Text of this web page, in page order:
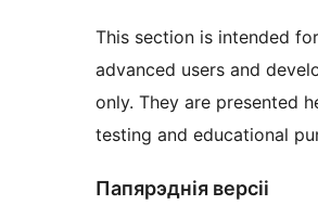
This section is intended for
advanced users and
only. They are presented
testing and educational
Папярэднія версіі